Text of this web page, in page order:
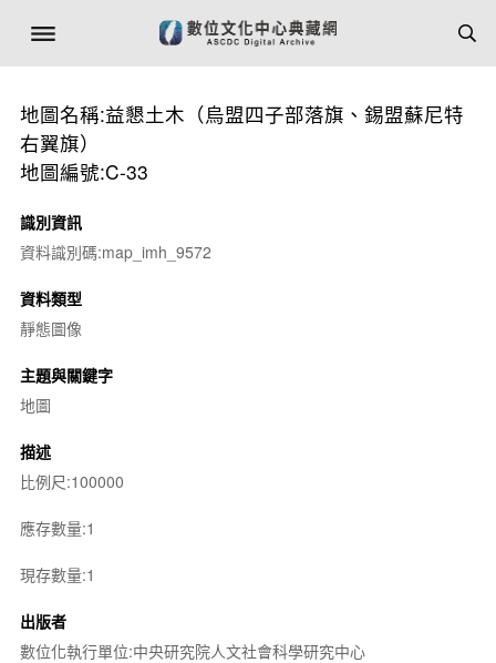
地圖名稱:益懇土木（烏盟四子部落旗、錫盟蘇尼特
右翼旗）
地圖編號:C-33
識別資訊
資料識別碼:map_imh_9572
資料類型
靜態圖像
主題與關鍵字
地圖
描述
比例尺:100000
應存數量:1
現存數量:1
出版者
數位化執行單位:中央研究院人文社會科學研究中心